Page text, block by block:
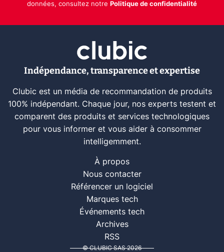
données, consultez notre Politique de confidentialité
Indépendance, transparence et expertise
Clubic est un média de recommandation de produits
100% indépendant. Chaque jour, nos experts testent et
comparent des produits et services technologiques
pour vous informer et vous aider à consommer
intelligemment.
À propos
Nous contacter
Référencer un logiciel
Marques tech
Événements tech
Archives
RSS
© CLUBIC SAS 2026